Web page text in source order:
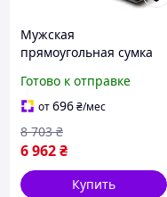
Мужская
прямоугольная сумка
Черный. Натуральная
кожа
Готово к отправке
от696₴/мес
6 962₴
8 703 ₴
Купить